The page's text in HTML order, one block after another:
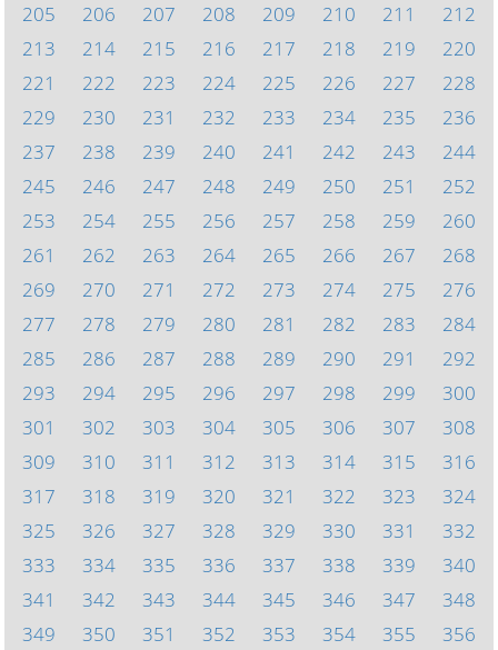
205
206 207 208 209 210 211
212
213
214 215 216 217 218 219
220
221
222 223 224 225 226 227
228
229
230 231 232 233 234 235
236
237
238 239 240 241 242 243
244
245
246 247 248 249 250 251
252
253
254 255 256 257 258 259
260
261
262 263 264 265 266 267
268
269
270 271 272 273 274 275
276
277
278 279 280 281 282 283
284
285
286 287 288 289 290 291
292
293
294 295 296 297 298 299
300
301
302 303 304 305 306 307
308
309
310 311 312 313 314 315
316
317
318 319 320 321 322 323
324
325
326 327 328 329 330 331
332
333
334 335 336 337 338 339
340
341
342 343 344 345 346 347
348
349
350 351 352 353 354 355 356